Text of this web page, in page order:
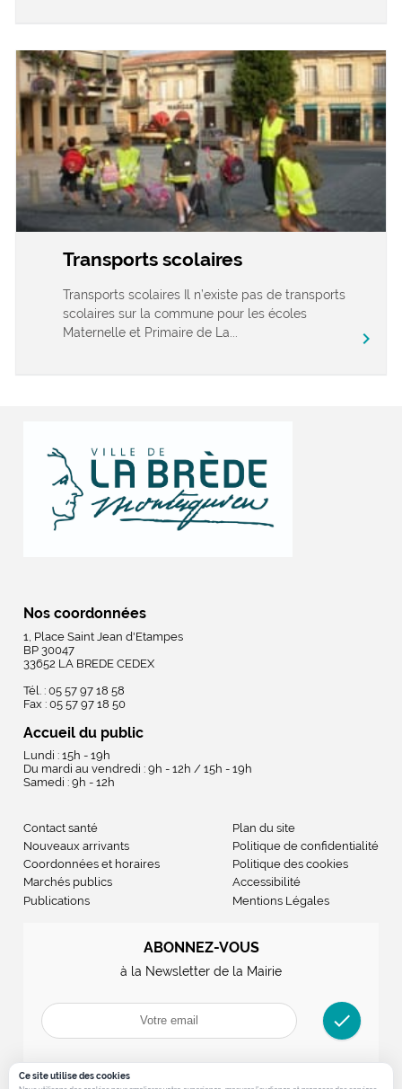
Transports scolaires
Transports scolaires Il n’existe pas de transports
scolaires sur la commune pour les écoles
Maternelle et Primaire de La...
chevron_right
Nos coordonnées
1, Place Saint Jean d'Etampes
BP 30047
33652 LA BREDE CEDEX
Tél. : 05 57 97 18 58
Fax : 05 57 97 18 50
Accueil du public
Lundi : 15h - 19h
Du mardi au vendredi : 9h - 12h / 15h - 19h
Samedi : 9h - 12h
Contact santé
Nouveaux arrivants
Coordonnées et horaires
Marchés publics
Publications
Plan du site
Politique de confidentialité
Politique des cookies
Accessibilité
Mentions Légales
ABONNEZ-VOUS
à la Newsletter de la Mairie
check
Ce site utilise des cookies